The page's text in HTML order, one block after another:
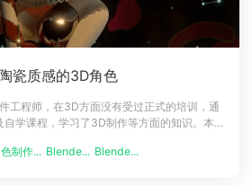
瓷质感的3D角色
工程师，在3D方面没有受过正式的培训，通
学课程，学习了3D制作等方面的知识。本文
我是C. Atalluc，是一名软件工程师，在3D等
制作... Blende... Blende...